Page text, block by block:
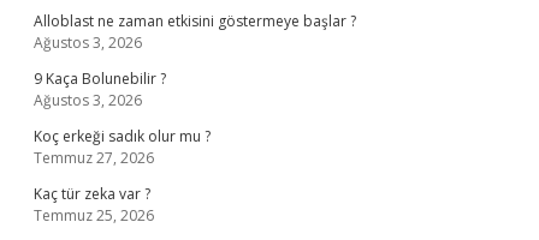
Alloblast ne zaman etkisini göstermeye başlar ?
Ağustos 3, 2026
9 Kaça Bolunebilir ?
Ağustos 3, 2026
Koç erkeği sadık olur mu ?
Temmuz 27, 2026
Kaç tür zeka var ?
Temmuz 25, 2026